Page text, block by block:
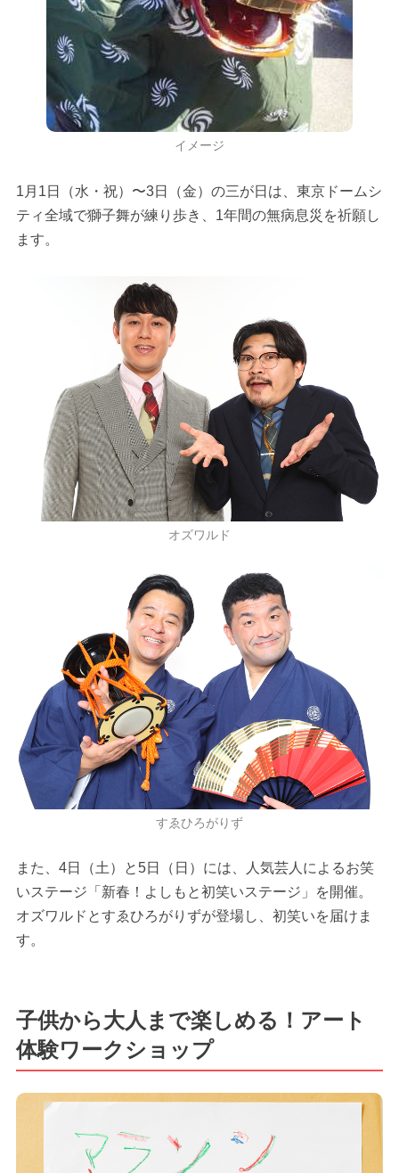
イメージ
1月1日（水・祝）〜3日（金）の三が日は、東京ドームシ
ティ全域で獅子舞が練り歩き、1年間の無病息災を祈願し
ます。
オズワルド
すゑひろがりず
また、4日（土）と5日（日）には、人気芸人によるお笑
いステージ「新春！よしもと初笑いステージ」を開催。
オズワルドとすゑひろがりずが登場し、初笑いを届けま
す。
子供から大人まで楽しめる！アート
体験ワークショップ